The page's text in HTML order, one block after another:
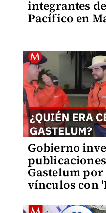
integrantes
Pacífico en
Gobierno
Gastelum
vínculos con